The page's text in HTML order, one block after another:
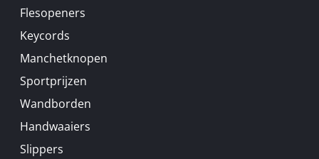
Flesopeners
Keycords
Manchetknopen
Sportprijzen
Wandborden
Handwaaiers
Slippers